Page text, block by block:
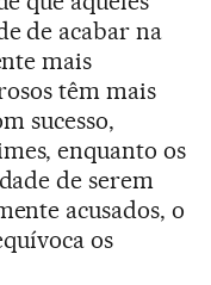
de acabar na
mais
têm mais
sucesso,
enquanto os
de serem
acusados, o
os